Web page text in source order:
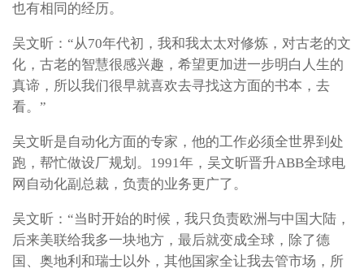
也有相同的经历。
吴文昕：“从70年代初，我和我太太对修炼，对古老的文
化，古老的智慧很感兴趣，希望更加进一步明白人生的
真谛，所以我们很早就喜欢去寻找这方面的书本，去
看。”
吴文昕是自动化方面的专家，他的工作必须全世界到处
跑，帮忙做设厂规划。1991年，吴文昕晋升ABB全球电
网自动化副总裁，负责的业务更广了。
吴文昕：“当时开始的时候，我只负责欧洲与中国大陆，
后来美联给我多一块地方，最后就变成全球，除了德
国、奥地利和瑞士以外，其他国家全让我去管市场，所